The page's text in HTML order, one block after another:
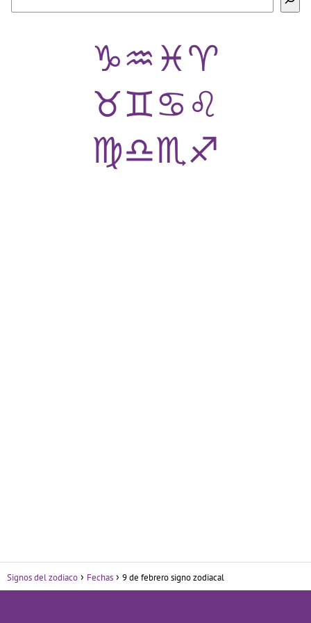
♑♒♓♈
♉♊♋♌
♍♎♏♐
Signos del zodiaco Fechas 9 de febrero signo zodiacal